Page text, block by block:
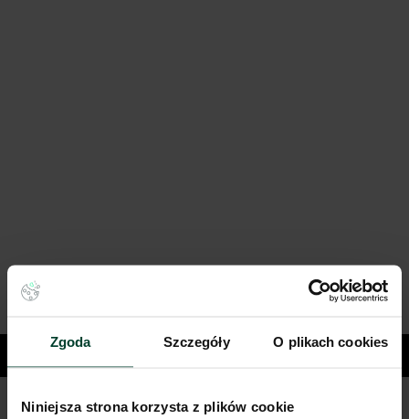
Zgoda Szczegóły O plikach cookies
Niniejsza strona korzysta z plików cookie
Miasta